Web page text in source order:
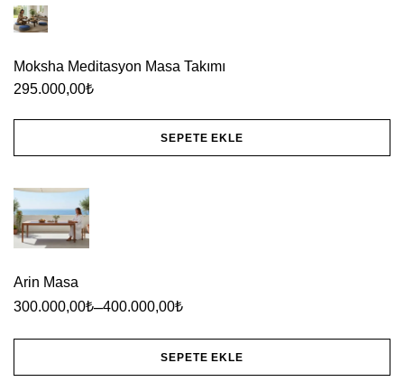
Moksha Meditasyon Masa Takımı
295.000,00₺
SEPETE EKLE
Arin Masa
300.000,00₺–400.000,00₺
SEPETE EKLE